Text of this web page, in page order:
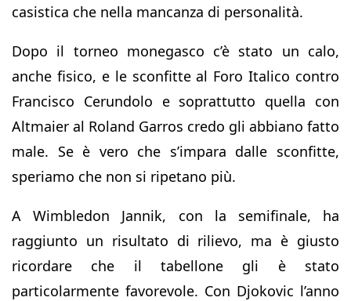
casistica che nella mancanza di personalità.
Dopo il torneo monegasco c’è stato un calo,
anche fisico, e le sconfitte al Foro Italico contro
Francisco Cerundolo e soprattutto quella con
Altmaier al Roland Garros credo gli abbiano fatto
male. Se è vero che s’impara dalle sconfitte,
speriamo che non si ripetano più.
A Wimbledon Jannik, con la semifinale, ha
raggiunto un risultato di rilievo, ma è giusto
ricordare che il tabellone gli è stato
particolarmente favorevole. Con Djokovic l’anno